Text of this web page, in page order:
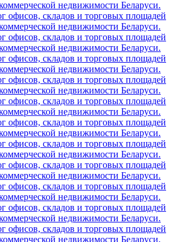
недвижимости Беларуси.
офисов, складов и торговых площадей
недвижимости Беларуси.
офисов, складов и торговых площадей
недвижимости Беларуси.
офисов, складов и торговых площадей
недвижимости Беларуси.
офисов, складов и торговых площадей
недвижимости Беларуси.
офисов, складов и торговых площадей
недвижимости Беларуси.
офисов, складов и торговых площадей
недвижимости Беларуси.
офисов, складов и торговых площадей
недвижимости Беларуси.
офисов, складов и торговых площадей
недвижимости Беларуси.
офисов, складов и торговых площадей
недвижимости Беларуси.
офисов, складов и торговых площадей
недвижимости Беларуси.
офисов, складов и торговых площадей
недвижимости Беларуси.